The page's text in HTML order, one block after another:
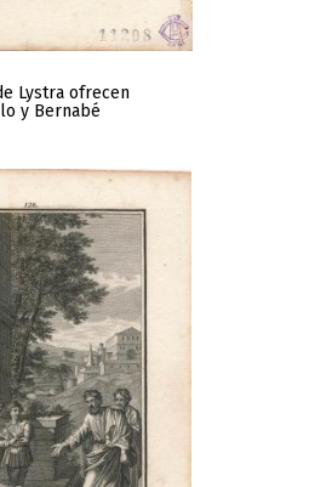
Lystra ofrecen
y Bernabé